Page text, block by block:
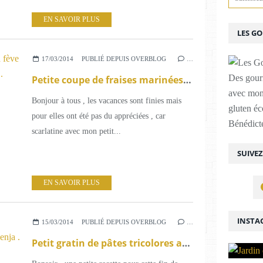
EN SAVOIR PLUS
17/03/2014 PUBLIÉ DEPUIS OVERBLOG
Petite coupe de fraises marinées à la fève de Tonka chantilly maison à la vanille .
Bonjour à tous , les vacances sont finies mais
pour elles ont été pas du appréciées , car
scarlatine avec mon petit...
EN SAVOIR PLUS
15/03/2014 PUBLIÉ DEPUIS OVERBLOG
Petit gratin de pâtes tricolores aux oignons et crème au poivre blanc du Penja .
LES
Des
avec
gluten